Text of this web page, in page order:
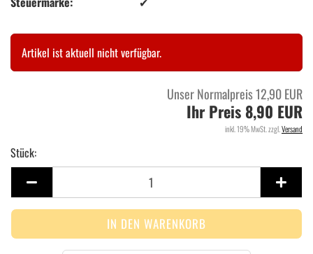
Artikel ist aktuell nicht verfügbar.
Unser Normalpreis 12,90 EUR
Ihr Preis 8,90 EUR
inkl. 19% MwSt. zzgl. Versand
Stück:
Stück